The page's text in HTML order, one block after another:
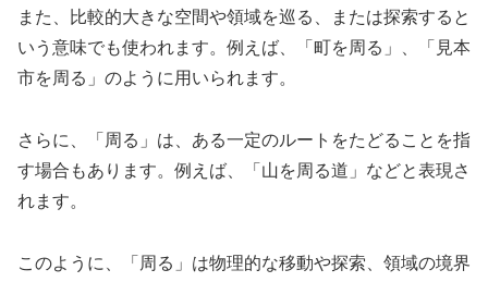
また、比較的大きな空間や領域を巡る、または探索すると
いう意味でも使われます。例えば、「町を周る」、「見本
市を周る」のように用いられます。
さらに、「周る」は、ある一定のルートをたどることを指
す場合もあります。例えば、「山を周る道」などと表現さ
れます。
このように、「周る」は物理的な移動や探索、領域の境界